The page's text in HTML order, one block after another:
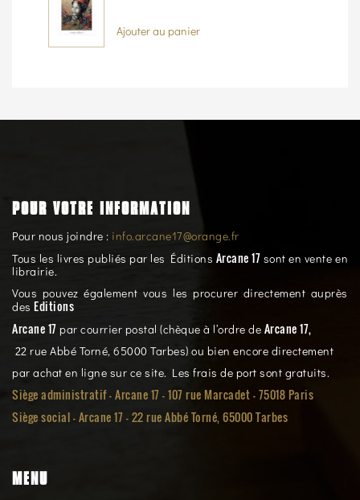
Ajouter au panier
POUR VOTRE INFORMATION
Pour nous joindre : info.arcane17@orange.fr
Tous les livres publiés par les Éditions Arcane 17 sont en vente en
librairie.
Vous pouvez également vous les procurer directement auprès
des Editions
Arcane 17 par courrier postal (chèque à l’ordre de Arcane 17,
22 rue Abbé Torné, 65000 Tarbes) ou bien encore directement
par achat en ligne sur ce site. Les frais de port sont gratuits.
Siège administratif - Arcane 17 - 107 rue Marcadet - 75018 Paris
Siège social -Arcane 17 - 22 rue Abbé Torné, 65000 Tarbes
MENU